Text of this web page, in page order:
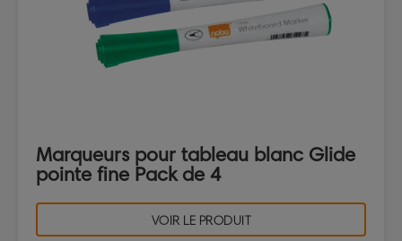
Marqueurs pour tableau blanc Glide
pointe fine Pack de 4
VOIR LE PRODUIT